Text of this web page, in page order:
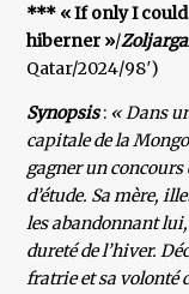
*** « If only I
hiberner »/
Qatar/2024/98′)
Synopsis: « Dans
capitale de la
gagner un concours
d’étude. Sa mère,
les abandonnant
dureté de l’hiver.
fratrie et sa volonté